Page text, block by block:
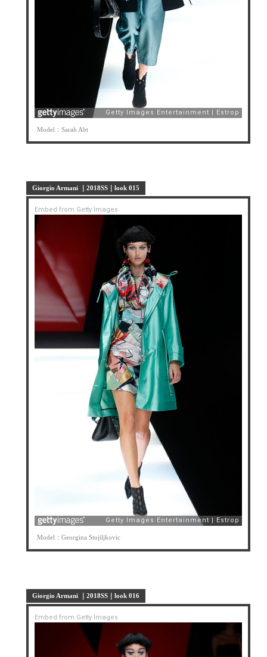
Model：Sarah Abt
Giorgio Armani ｜2018SS｜look 015
Embed from Getty Images
Model：Georgina Stojiljkovic
Giorgio Armani ｜2018SS｜look 016
Embed from Getty Images